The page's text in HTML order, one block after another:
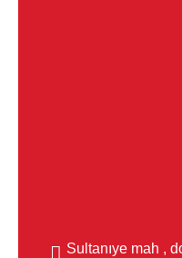
Sultanıye mah ,